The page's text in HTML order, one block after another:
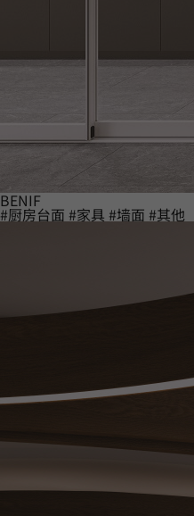
BENIF
#厨房台面 #家具 #墙面 #其他